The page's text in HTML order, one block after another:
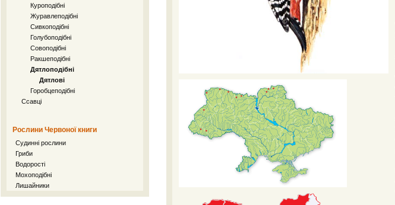
Куроподібні
Журавлеподібні
Сивкоподібні
Голубоподібні
Совоподібні
Ракшеподібні
Дятлоподібні
Дятлові
Горобцеподібні
Ссавці
Рослини Червоної книги
Судинні рослини
Гриби
Водорості
Мохоподібні
Лишайники